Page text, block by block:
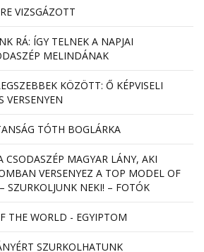
VIZSGÁZOTT
RÁ: ÍGY TELNEK A NAPJAI
MELINDÁNAK
KÖZÖTT: Ő KÉPVISELI
VERSENYEN
TÓTH BOGLÁRKA
CSODASZÉP MAGYAR LÁNY, AKI
VERSENYEZ A TOP MODEL OF
SZURKOLJUNK NEKI! – FOTÓK
THE WORLD - EGYIPTOM
SZURKOLHATUNK